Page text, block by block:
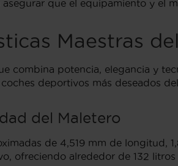
que el equipamiento y el
Maestras del
combina potencia, elegancia y
deportivos más deseados
del Maletero
de 4,519 mm de
ofreciendo alrededor de 132